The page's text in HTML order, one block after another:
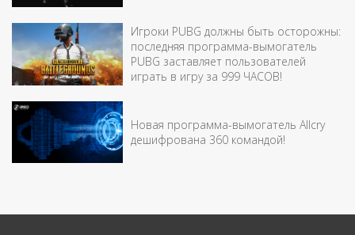
Игроки PUBG должны быть осторожны:
последняя программа-вымогатель
PUBG заставляет пользователей
играть в игру за 999 ЧАСОВ!
Новая программа-вымогатель Allcry
дешифрована 360 командой!